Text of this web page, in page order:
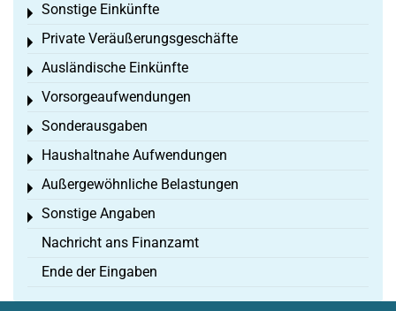
Sonstige Einkünfte
Toggle menu
Private Veräußerungsgeschäfte
Toggle menu
Ausländische Einkünfte
Toggle menu
Vorsorgeaufwendungen
Toggle menu
Sonderausgaben
Toggle menu
Haushaltnahe Aufwendungen
Toggle menu
Außergewöhnliche Belastungen
Toggle menu
Sonstige Angaben
Toggle menu
Nachricht ans Finanzamt
Ende der Eingaben